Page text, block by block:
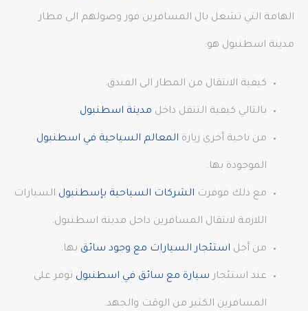
الهامة التي تشغل بال المسافرين فور وصولهم الى مطار
مدينة اسطنبول هو:
كيفية الانتقال من المطار الى الفندق.
بالتالي كيفية التنقل داخل مدينة اسطنبول.
من ناحية أخرى زيارة المعالم السياحية في اسطنبول
الموجودة بها.
مع ذلك فوفرت الشركات السياحية بإسطنبول السيارات
اللازمة لانتقال المسافرين داخل مدينة اسطنبول.
من أجل استئجار السيارات مع وجود سائق بها.
عند استئجار سيارة مع سائق في اسطنبول توفر على
المسافرين الكثير من الوقت والجهد.